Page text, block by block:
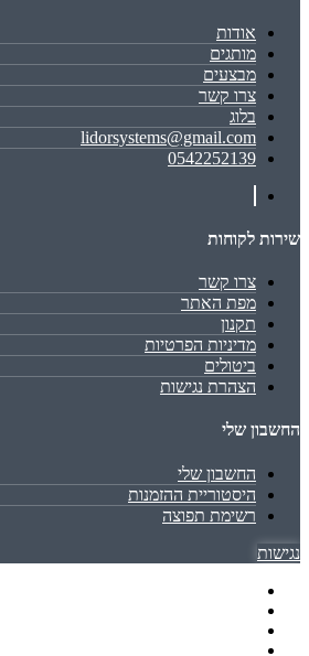
אודות
מותגים
מבצעים
צרו קשר
בלוג
lidorsystems@gmail.com
0542252139
שירות לקוחות
צרו קשר
מפת האתר
תקנון
מדיניות הפרטיות
ביטולים
הצהרת נגישות
החשבון שלי
החשבון שלי
היסטוריית ההזמנות
רשימת תפוצה
נגישות